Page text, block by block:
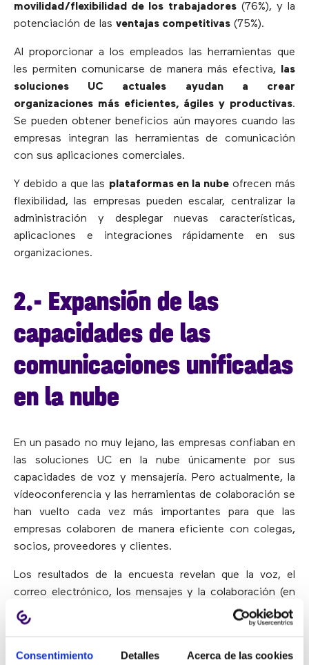
Consentimiento Detalles Acerca de las cookies
movilidad/flexibilidad de los trabajadores(76%), y la
potenciación de las ventajas competitivas (75%).
Al proporcionar a los empleados las herramientas que
les permiten comunicarse de manera más efectiva,
las
soluciones UC actuales ayudan a crear
organizaciones más eficientes, ágiles y productivas.
Se pueden obtener beneficios aún mayores cuando las
empresas integran las herramientas de comunicación
con sus aplicaciones comerciales.
Y debido a que las plataformas en la nubeofrecen más
flexibilidad, las empresas pueden escalar, centralizar la
administración y desplegar nuevas características,
aplicaciones e integraciones rápidamente en sus
organizaciones.
2.- Expansión de las
capacidades de las
comunicaciones unificadas
en la nube
En un pasado no muy lejano, las empresas confiaban en
las soluciones UC en la nube únicamente por sus
capacidades de voz y mensajería. Pero actualmente, la
vídeoconferencia y las herramientas de colaboración se
han vuelto cada vez más importantes para que las
empresas colaboren de manera eficiente con colegas,
socios, proveedores y clientes.
Los resultados de la encuesta revelan que la voz, el
correo electrónico, los mensajes y la colaboración (en
forma de vídeo y conferencias web) se han
implementado ampliamente para cumplir con las